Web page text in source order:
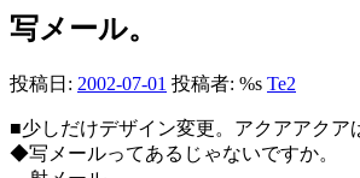
ン
写メール。
投稿日: 2002-07-01 投稿者: %s Te2
■少しだけデザイン変更。アクアアクア
◆写メールってあるじゃないですか。